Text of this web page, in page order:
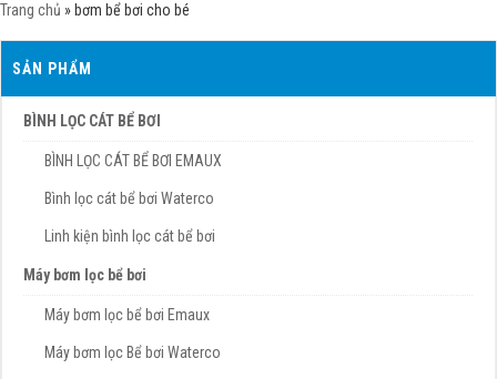
Trang chủ » bơm bể bơi cho bé
SẢN PHẨM
BÌNH LỌC CÁT BỂ BƠI
BÌNH LỌC CÁT BỂ BƠI EMAUX
Bình lọc cát bể bơi Waterco
Linh kiện bình lọc cát bể bơi
Máy bơm lọc bể bơi
Máy bơm lọc bể bơi Emaux
Máy bơm lọc Bể bơi Waterco